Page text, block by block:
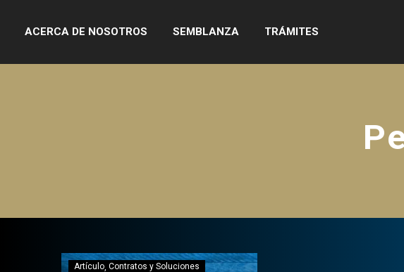
ACERCA DE NOSOTROS SEMBLANZA TRÁMITES
Artículo Contratos y Soluciones